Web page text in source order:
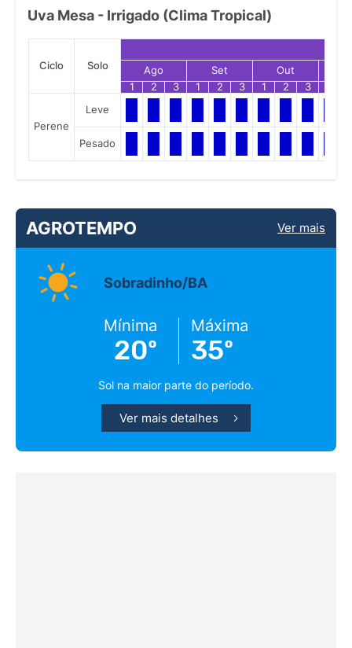
Uva Mesa - Irrigado (Clima Tropical)
Ciclo Solo Ago Set Out
1
2 3 1 2 3 1 2 3
Perene
Leve
Pesado
AGROTEMPO Ver mais
Sobradinho/BA
Mínima
20º
Máxima
35º
Sol na maior parte do período.
Ver mais detalhes